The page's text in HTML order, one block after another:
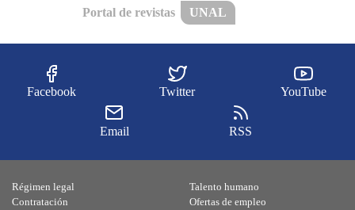
Portal de revistas UNAL
Facebook Twitter YouTube
Email RSS
Régimen legal
Contratación
Talento humano
Ofertas de empleo